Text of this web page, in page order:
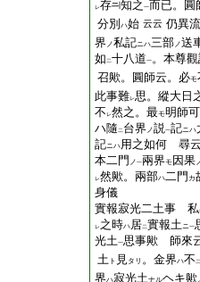
レ存 知之 一而已。圓
分別 ハ始 云云 仍異流
界 ノ私記ニハ三部ノ送
如 二十八道一。本尊
召歟。圓師云。必モ
此事難レ思。縱大日
不 レ然之。最モ明師可
ハ隨 二 台界 ノ説一記ニハ
記ニハ用之如何 尋
本二門 ノ一兩界モ 因果
レ然歟。兩部ハ二門 カ
身儀
實報寂光二土事 私
レ之時ハ居二實報土ニ一
光土一思事歟 師來
土 ト 見タリ 。金界ハ不 二
界ハ寂光土ナルヘキ歟